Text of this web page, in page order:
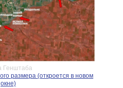
Генштаба
размера (откроется в новом
окне)